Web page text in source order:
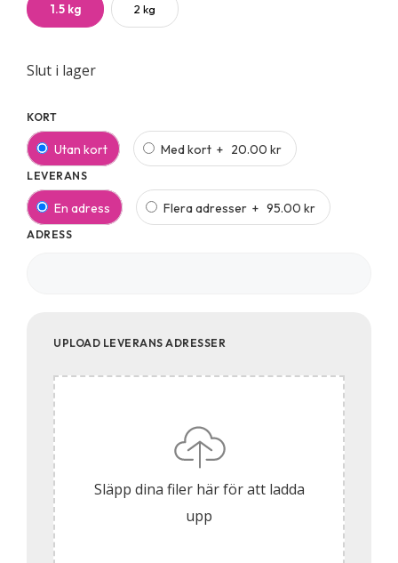
1.5 kg 2 kg
Slut i lager
KORT
Utan kort Med kort + 20.00 kr
LEVERANS
En adress Flera adresser + 95.00 kr
ADRESS
UPLOAD LEVERANS ADRESSER
Släpp dina filer här för att ladda
upp